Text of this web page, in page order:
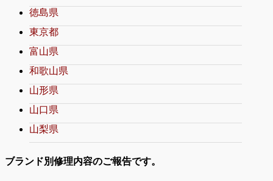
徳島県
東京都
富山県
和歌山県
山形県
山口県
山梨県
ブランド別修理内容のご報告です。